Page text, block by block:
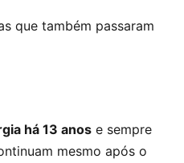
que também passaram
há 13 anos e sempre
mesmo após o